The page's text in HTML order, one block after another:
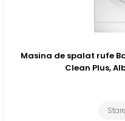
Masina de spalat rufe
Clean Plus,